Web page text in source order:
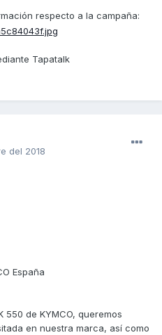
respecto a la campaña:
Tapatalk
del 2018
España
de KYMCO, queremos
en nuestra marca, así como